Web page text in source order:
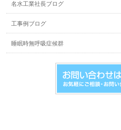
名水工業社長ブログ
工事例ブログ
睡眠時無呼吸症候群